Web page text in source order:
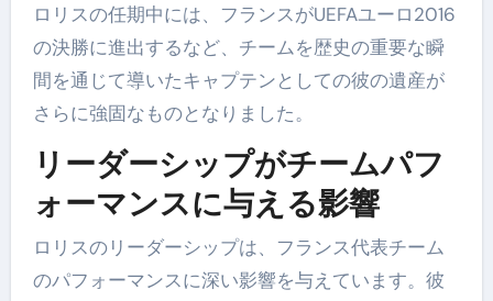
ロリスの任期中には、フランスがUEFAユーロ2016
の決勝に進出するなど、チームを歴史の重要な瞬
間を通じて導いたキャプテンとしての彼の遺産が
さらに強固なものとなりました。
リーダーシップがチームパフ
ォーマンスに与える影響
ロリスのリーダーシップは、フランス代表チーム
のパフォーマンスに深い影響を与えています。彼